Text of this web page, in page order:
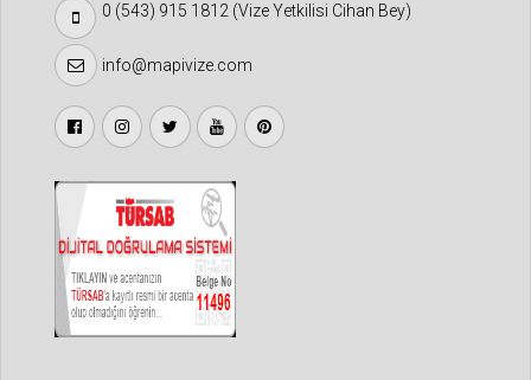
0 (543) 915 1812 (Vize Yetkilisi Cihan Bey)
info@mapivize.com